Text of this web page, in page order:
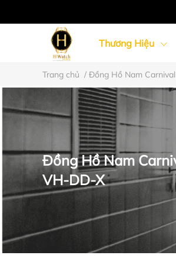
Thương Hiệu
Đồng Hồ Nữ
Trang chủ / Đồng Hồ Nam
Đồng Hồ Nam
VH-DD-X